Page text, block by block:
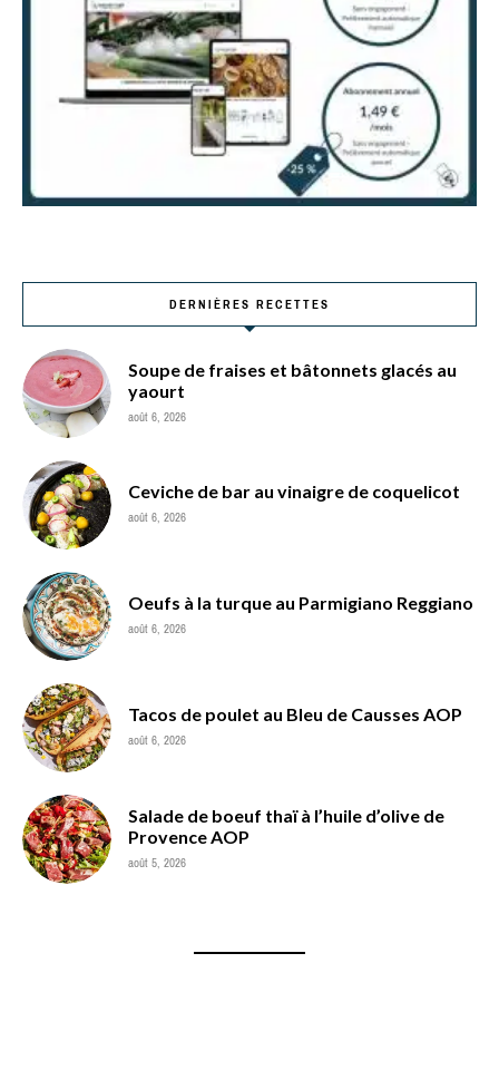
DERNIÈRES RECETTES
Soupe de fraises et bâtonnets glacés au
yaourt
août 6, 2026
Ceviche de bar au vinaigre de coquelicot
août 6, 2026
Oeufs à la turque au Parmigiano Reggiano
août 6, 2026
Tacos de poulet au Bleu de Causses AOP
août 6, 2026
Salade de boeuf thaï à l’huile d’olive de
Provence AOP
août 5, 2026